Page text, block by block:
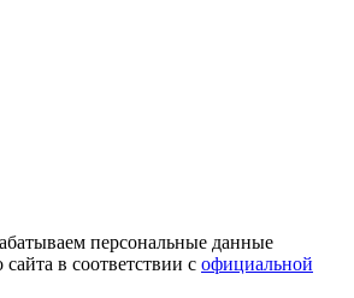
персональные данные
в соответствии с официальной